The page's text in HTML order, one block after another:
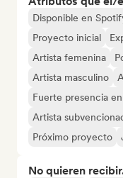
Disponible en
Proyecto inicial
Artista femenina
Artista masculino
Fuerte presencia
Artista
Próximo proyecto
No quieren